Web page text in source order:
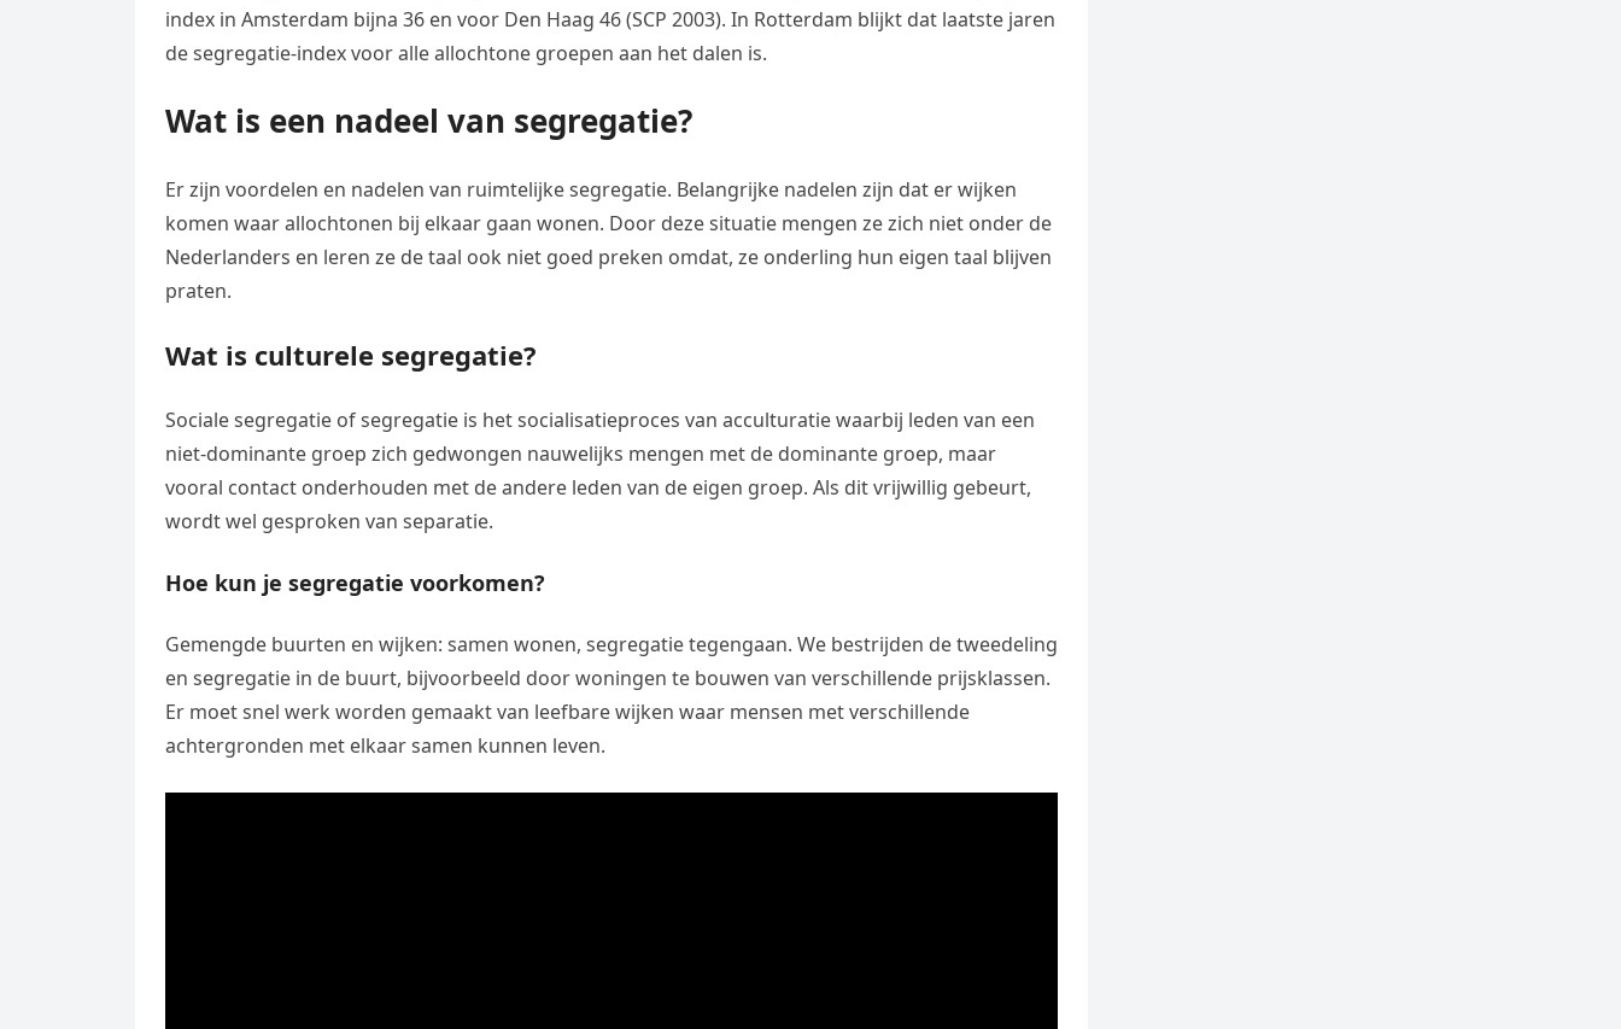
index in Amsterdam bijna 36 en voor Den Haag 46 (SCP 2003). In Rotterdam blijkt dat laatste jaren
de segregatie-index voor alle allochtone groepen aan het dalen is.
Wat is een nadeel van segregatie?
Er zijn voordelen en nadelen van ruimtelijke segregatie. Belangrijke nadelen zijn dat er wijken
komen waar allochtonen bij elkaar gaan wonen. Door deze situatie mengen ze zich niet onder de
Nederlanders en leren ze de taal ook niet goed preken omdat, ze onderling hun eigen taal blijven
praten.
Wat is culturele segregatie?
Sociale segregatie of segregatie is het socialisatieproces van acculturatie waarbij leden van een
niet-dominante groep zich gedwongen nauwelijks mengen met de dominante groep, maar
vooral contact onderhouden met de andere leden van de eigen groep. Als dit vrijwillig gebeurt,
wordt wel gesproken van separatie.
Hoe kun je segregatie voorkomen?
Gemengde buurten en wijken: samen wonen, segregatie tegengaan. We bestrijden de tweedeling
en segregatie in de buurt, bijvoorbeeld door woningen te bouwen van verschillende prijsklassen.
Er moet snel werk worden gemaakt van leefbare wijken waar mensen met verschillende
achtergronden met elkaar samen kunnen leven.